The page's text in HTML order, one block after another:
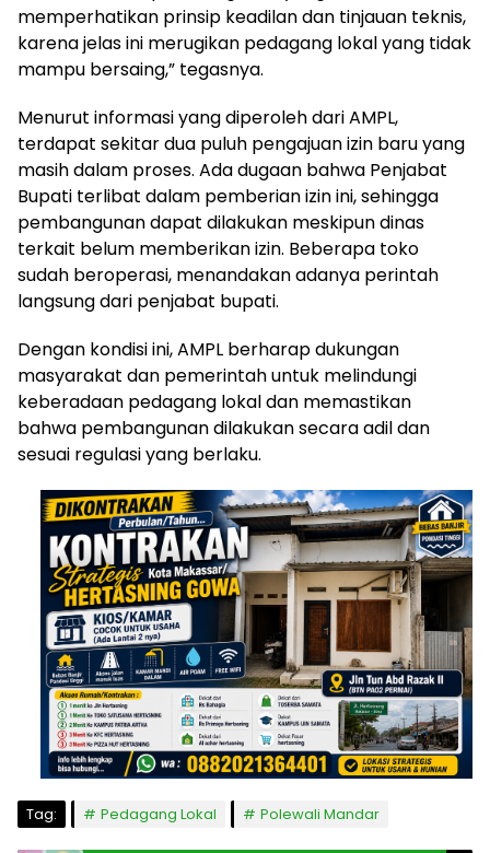
memperhatikan prinsip keadilan dan tinjauan teknis,
karena jelas ini merugikan pedagang lokal yang tidak
mampu bersaing,” tegasnya.
Menurut informasi yang diperoleh dari AMPL,
terdapat sekitar dua puluh pengajuan izin baru yang
masih dalam proses. Ada dugaan bahwa Penjabat
Bupati terlibat dalam pemberian izin ini, sehingga
pembangunan dapat dilakukan meskipun dinas
terkait belum memberikan izin. Beberapa toko
sudah beroperasi, menandakan adanya perintah
langsung dari penjabat bupati.
Dengan kondisi ini, AMPL berharap dukungan
masyarakat dan pemerintah untuk melindungi
keberadaan pedagang lokal dan memastikan
bahwa pembangunan dilakukan secara adil dan
sesuai regulasi yang berlaku.
Tag: Pedagang Lokal Polewali Mandar